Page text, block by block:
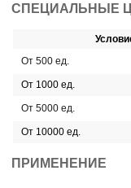
СПЕЦИАЛЬНЫЕ
От 500 ед.
От 1000 ед.
От 5000 ед.
От 10000 ед.
ПРИМЕНЕНИЕ